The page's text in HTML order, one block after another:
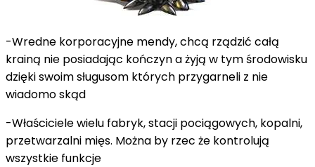
-Wredne korporacyjne mendy, chcą rządzić całą
krainą nie posiadając kończyn a żyją w tym środowisku
dzięki swoim sługusom których przygarneli z nie
wiadomo skąd
-Właściciele wielu fabryk, stacji pociągowych, kopalni,
przetwarzalni mięs. Można by rzec że kontrolują
wszystkie funkcje